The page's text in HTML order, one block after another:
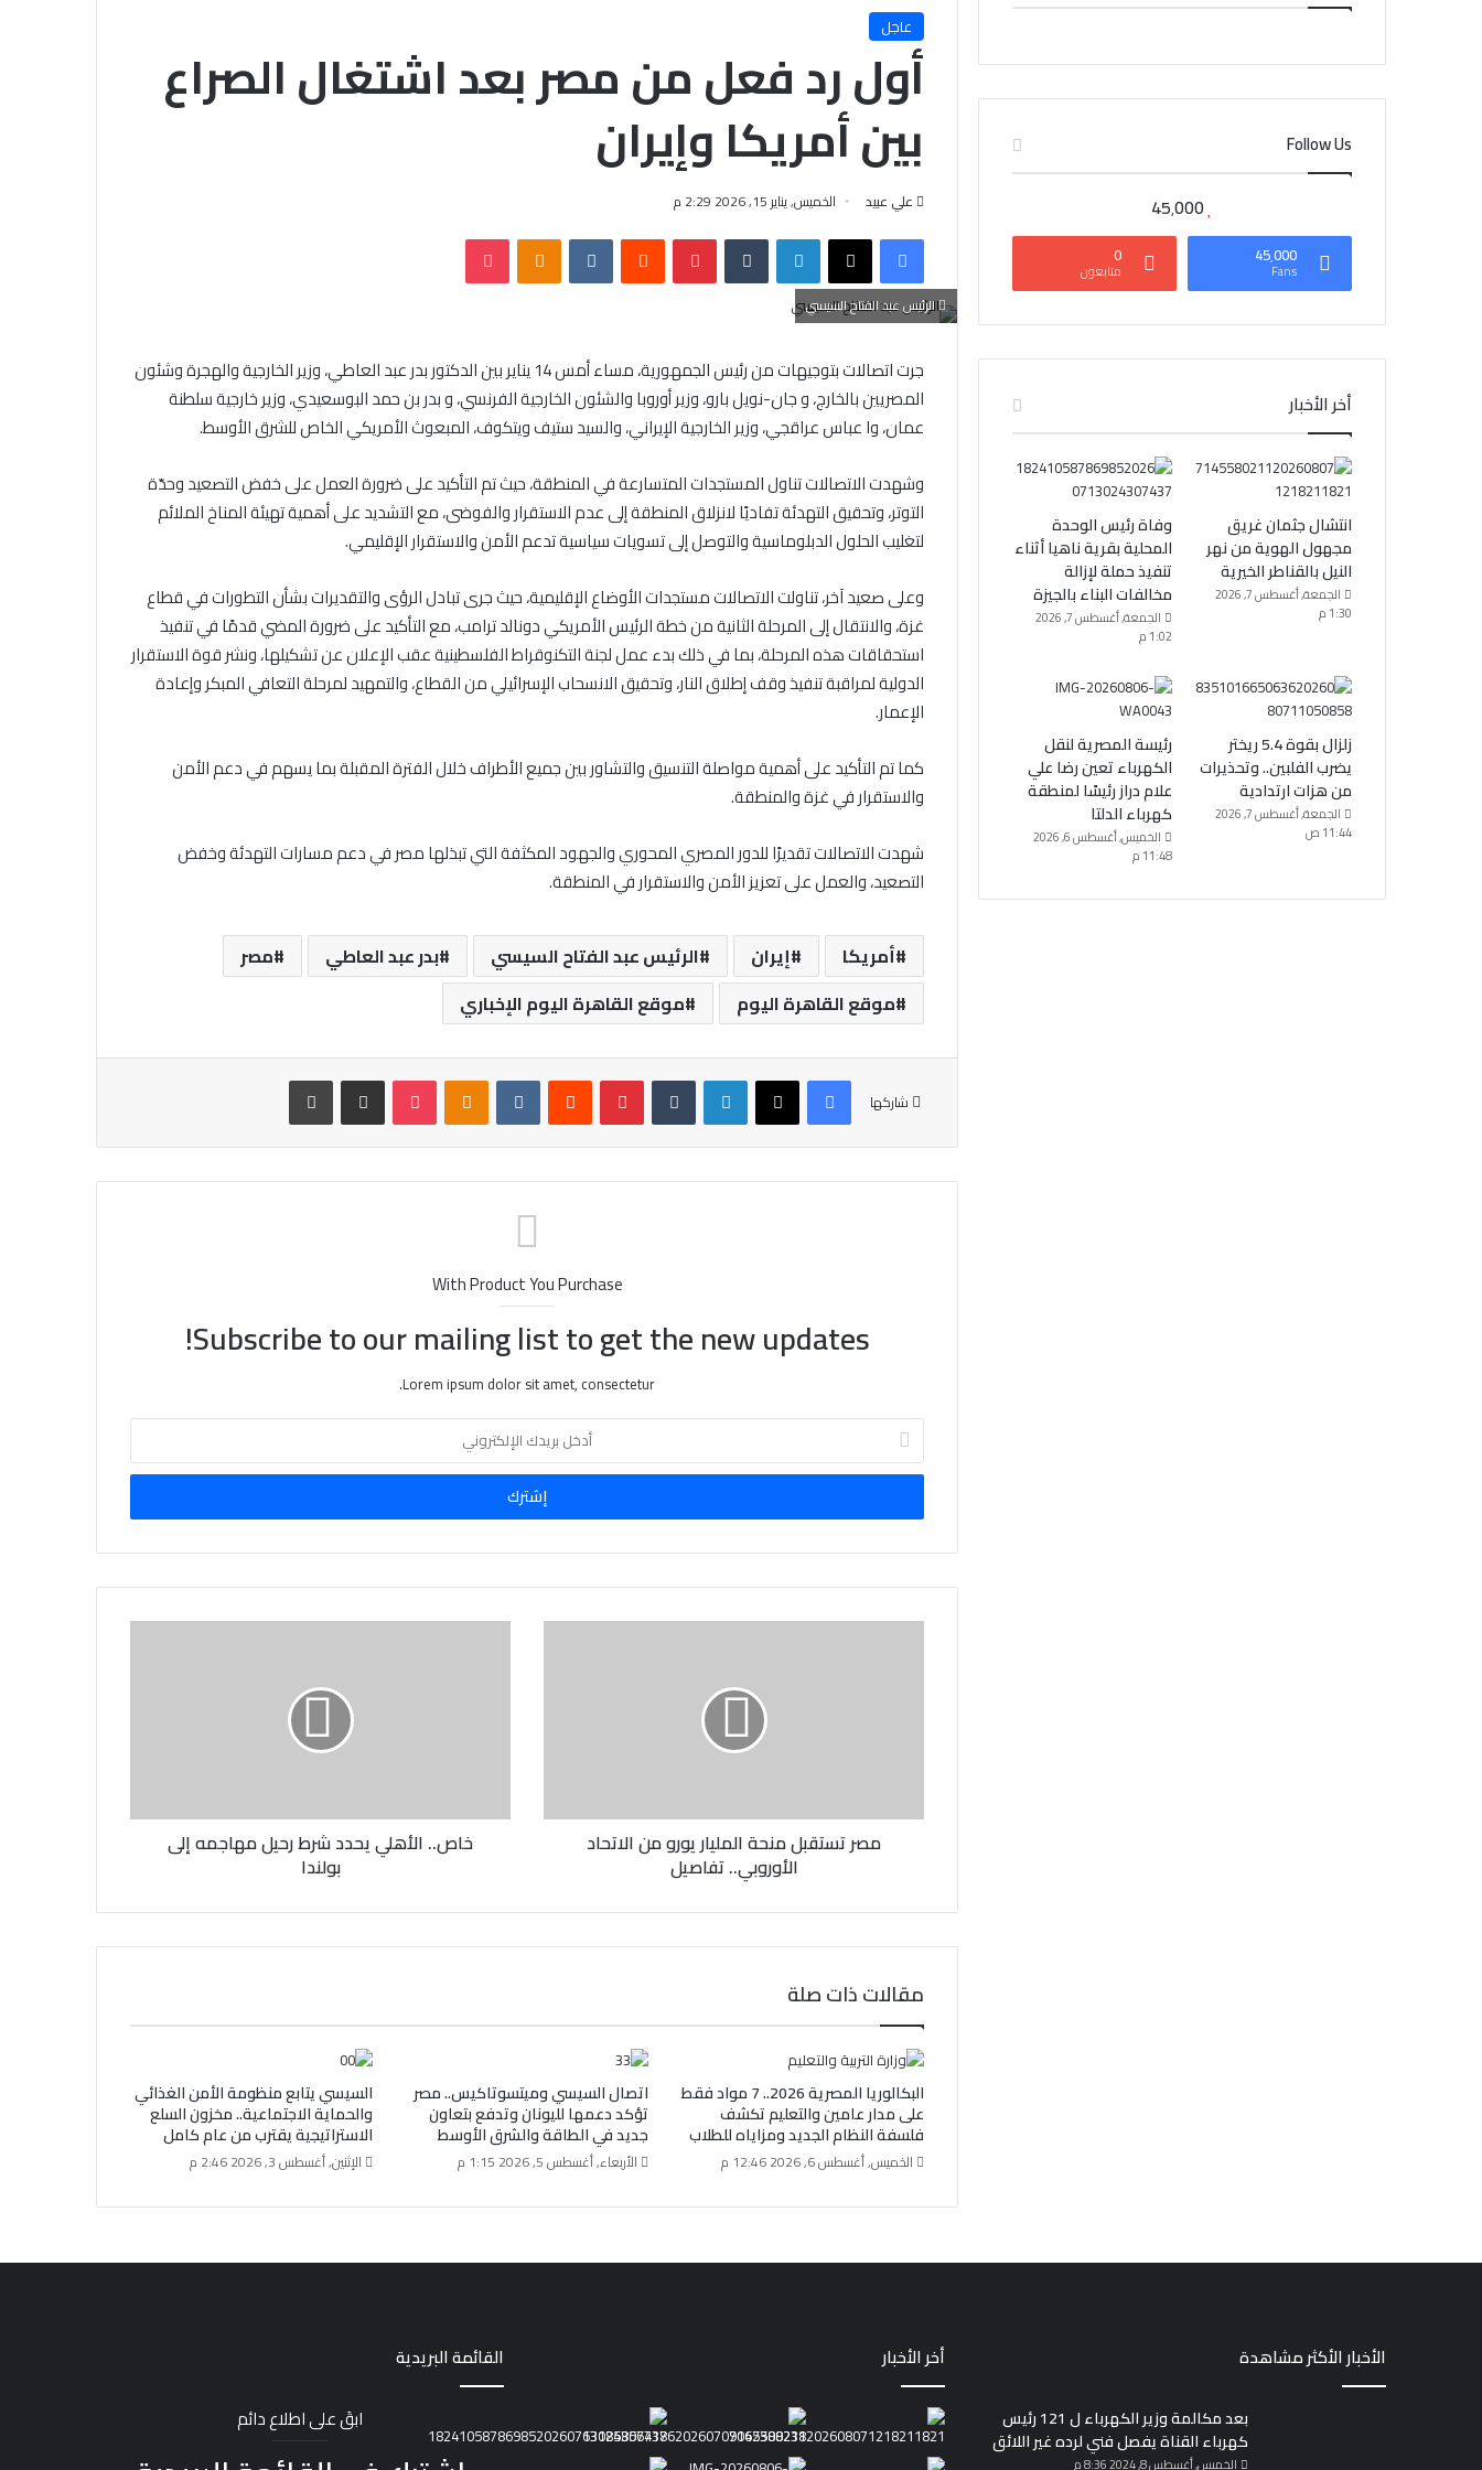
عاجل
أول رد فعل من مصر بعد اشتغال الصراع
بين أمريكا وإيران
علي عبيد الخميس, يناير 15, 2026 2:29 م
فيسبوك لينكدإن بينتيريست
الرئيس عبد الفتاح السيسي
جرت اتصالات بتوجيهات من رئيس الجمهورية، مساء أمس 14 يناير بين الدكتور بدر عبد العاطي، وزير الخارجية والهجرة وشئون
المصريين بالخارج، و جان-نويل بارو، وزير أوروبا والشئون الخارجية الفرنسي، و بدر بن حمد البوسعيدي، وزير خارجية سلطنة
عمان، وا عباس عراقجي، وزير الخارجية الإيراني، والسيد ستيف ويتكوف، المبعوث الأمريكي الخاص للشرق الأوسط.
وشهدت الاتصالات تناول المستجدات المتسارعة في المنطقة، حيث تم التأكيد على ضرورة العمل على خفض التصعيد وحدّة
التوتر، وتحقيق التهدئة تفاديًا لانزلاق المنطقة إلى عدم الاستقرار والفوضى، مع التشديد على أهمية تهيئة المناخ الملائم
لتغليب الحلول الدبلوماسية والتوصل إلى تسويات سياسية تدعم الأمن والاستقرار الإقليمي.
وعلى صعيد آخر، تناولت الاتصالات مستجدات الأوضاع الإقليمية، حيث جرى تبادل الرؤى والتقديرات بشأن التطورات في قطاع
غزة، والانتقال إلى المرحلة الثانية من خطة الرئيس الأمريكي دونالد ترامب، مع التأكيد على ضرورة المضي قدمًا في تنفيذ
استحقاقات هذه المرحلة، بما في ذلك بدء عمل لجنة التكنوقراط الفلسطينية عقب الإعلان عن تشكيلها، ونشر قوة الاستقرار
الدولية لمراقبة تنفيذ وقف إطلاق النار، وتحقيق الانسحاب الإسرائيلي من القطاع، والتمهيد لمرحلة التعافي المبكر وإعادة
الإعمار.
كما تم التأكيد على أهمية مواصلة التنسيق والتشاور بين جميع الأطراف خلال الفترة المقبلة بما يسهم في دعم الأمن
والاستقرار في غزة والمنطقة.
شهدت الاتصالات تقديرًا للدور المصري المحوري والجهود المكثفة التي تبذلها مصر في دعم مسارات التهدئة وخفض
التصعيد، والعمل على تعزيز الأمن والاستقرار في المنطقة.
أمريكا إيران الرئيس عبد الفتاح السيسي بدر عبد العاطي
مصر
موقع القاهرة اليوم
موقع القاهرة اليوم الإخباري
شاركها
فيسبوك لينكدإن بينتيريست بوكيت
With Product You Purchase
Subscribe to our mailing list to get the new updates!
Lorem ipsum dolor sit amet, consectetur.
خ
ب
د
ن
مصر تستقبل منحة المليار يورو من الاتحاد
الأوروبي.. تفاصيل
خاص.. الأهلي يحدد شرط رحيل مهاجمه إلى
بولندا
مقالات ذات صلة
البكالوريا المصرية 2026.. 7 مواد فقط
على مدار عامين والتعليم تكشف
فلسفة النظام الجديد ومزاياه للطلاب
الخميس, أغسطس 6, 2026 12:46 م
اتصال السيسي وميتسوتاكيس.. مصر
تؤكد دعمها لليونان وتدفع بتعاون
جديد في الطاقة والشرق الأوسط
الأربعاء, أغسطس 5, 2026 1:15 م
السيسي يتابع منظومة الأمن الغذائي
والحماية الاجتماعية.. مخزون السلع
الاستراتيجية يقترب من عام كامل
الإثنين, أغسطس 3, 2026 2:46 م
Follow Us
45٬000
45٬000
Fans
0
متابعون
أخر الأخبار
انتشال جثمان غريق
مجهول الهوية من نهر
النيل بالقناطر الخيرية
الجمعة, أغسطس 7, 2026
1:30 م
وفاة رئيس الوحدة
المحلية بقرية ناهيا أثناء
تنفيذ حملة لإزالة
مخالفات البناء بالجيزة
الجمعة, أغسطس 7, 2026
1:02 م
زلزال بقوة 5.4 ريختر
يضرب الفلبين.. وتحذيرات
من هزات ارتدادية
الجمعة, أغسطس 7, 2026
11:44 ص
رئيسة المصرية لنقل
الكهرباء تعين رضا علي
علام دراز رئيسًا لمنطقة
كهرباء الدلتا
الخميس, أغسطس 6, 2026
11:48 م
الأخبار الأكثر مشاهدة
بعد مكالمة وزير الكهرباء ل 121 رئيس
كهرباء القناة يفصل فني لرده غير اللائق
الخميس, أغسطس 8, 2024 8:36 م
أخر الأخبار
القائمة البريدية
ابقَ على اطلاع دائم